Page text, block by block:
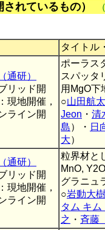
れているもの）
タイトル
通研）
リッド開
現地開催，
ライン開
ポーラス
スパッタ
用MgO下
○山田航太
Jeon ・ 清
島）・ 日
大）
通研）
リッド開
現地開催，
ライン開
粒界材と
MnO,
グラニュ
○岩動大樹
タム キム
之 ・ 斉